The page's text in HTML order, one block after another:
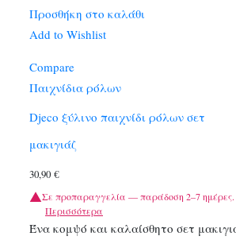
Προσθήκη στο καλάθι
Add to Wishlist
Compare
Παιχνίδια ρόλων
Djeco ξύλινο παιχνίδι ρόλων σετ
μακιγιάζ
30,90 €
Σε προπαραγγελία — παράδοση 2–7 ημέρες.
Περισσότερα
Ένα κομψό και καλαίσθητο σετ